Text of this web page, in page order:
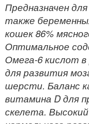
Предназначен
также
кошек 86%
Оптимальное
Омега-6 кислот
для развития
шерсти. Баланс
витамина D для
скелета.